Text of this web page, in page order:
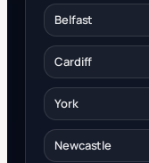
Belfast
Cardiff
York
Newcastle